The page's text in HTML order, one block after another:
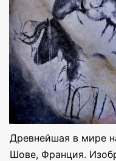
Древнейшая в мире
Шове, Франция.